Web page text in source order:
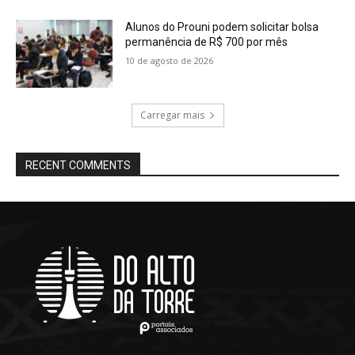
Alunos do Prouni podem solicitar bolsa
permanência de R$ 700 por mês
10 de agosto de 2026
Carregar mais
RECENT COMMENTS